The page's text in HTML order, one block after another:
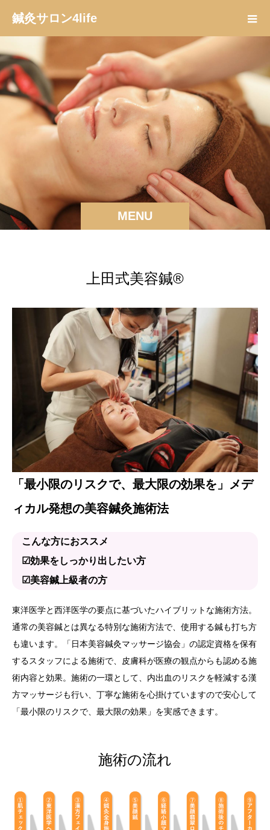
鍼灸サロン4life
MENU
上田式美容鍼®
「最小限のリスクで、最大限の効果を」メデ
ィカル発想の美容鍼灸施術法
こんな方におススメ
☑効果をしっかり出したい方
☑美容鍼上級者の方
東洋医学と西洋医学の要点に基づいたハイブリットな施術方法。
通常の美容鍼とは異なる特別な施術方法で、使用する鍼も打ち方
も違います。「日本美容鍼灸マッサージ協会」の認定資格を保有
するスタッフによる施術で、皮膚科が医療の観点からも認める施
術内容と効果。施術の一環として、内出血のリスクを軽減する漢
方マッサージも行い、丁寧な施術を心掛けていますので安心して
「最小限のリスクで、最大限の効果」を実感できます。
施術の流れ